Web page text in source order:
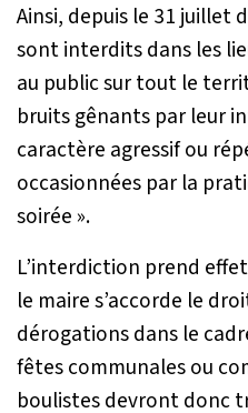
Ainsi, depuis le 31 juillet
sont interdits dans les
au public sur tout le
bruits gênants par leur
caractère agressif ou
occasionnées par la
soirée ».
L’interdiction prend
le maire s’accorde le
dérogations dans le
fêtes communales ou
boulistes devront donc